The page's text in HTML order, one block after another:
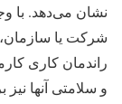
نشان می‌دهد. با
شرکت یا
راندمان کاری
و سلامتی آنها نیز